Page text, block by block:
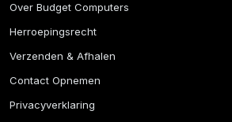
Over Budget Computers
Herroepingsrecht
Verzenden & Afhalen
Contact Opnemen
Privacyverklaring